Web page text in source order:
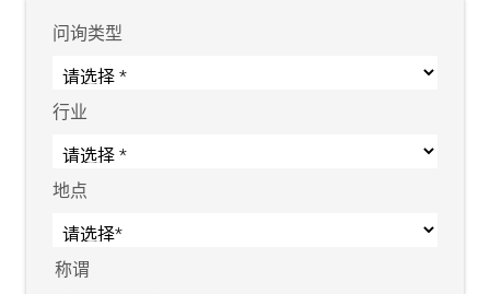
问询类型
行业
地点
称谓